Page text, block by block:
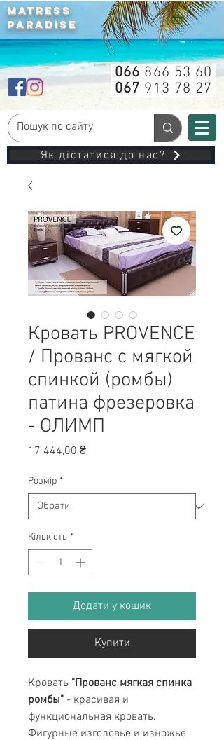
MATRESS
PARADISE
066 866 53 60
067 913 78 27
Як дістатися до нас?
Кровать PROVENCE
/ Прованс с мягкой
спинкой (ромбы)
патина фрезеровка
- ОЛИМП
17 444,00 ₴Ціна
Розмір *
Кількість *
Додати у кошик
Купити
Кровать "Прованс мягкая спинка
ромбы" - красивая и
функциональная кровать.
Фигурные изголовье и изножье